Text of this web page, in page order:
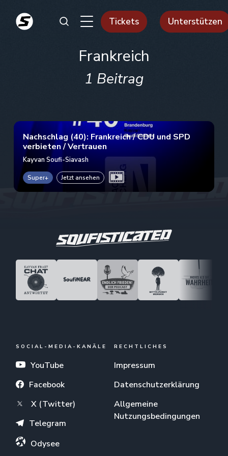
Tickets Unterstützen
Frankreich
1 Beitrag
Nachschlag (40): Frankreich / CDU und SPD
verbieten / Vertrauen
Kayvan Soufi-Siavash
Super+ Jetzt ansehen
SOCIAL-MEDIA-KANÄLE
YouTube
Facebook
X (Twitter)
Telegram
Odysee
RECHTLICHES
Impressum
Datenschutzerklärung
Allgemeine
Nutzungsbedingungen